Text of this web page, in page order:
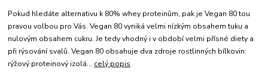
Pokud hledáte alternativu k 80% whey proteinům, pak je Vegan 80 tou
pravou volbou pro Vás. Vegan 80 vyniká velmi nízkým obsahem tuku a
nulovým obsahem cukru. Je tedy vhodný i v období velmi přísné diety a
při rýsování svalů. Vegan 80 obsahuje dva zdroje rostlinných bílkovin:
rýžový proteinový izolá... celý popis